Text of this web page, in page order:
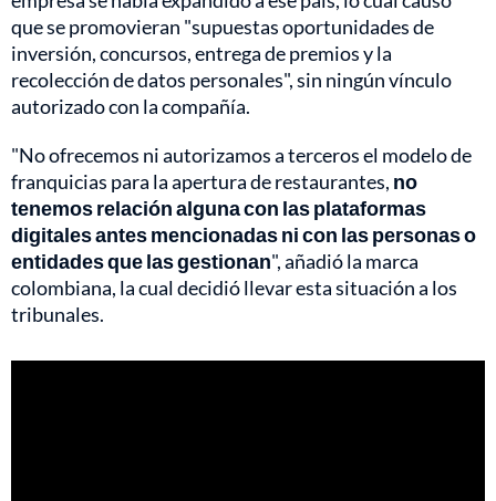
que se promovieran "supuestas oportunidades de
inversión, concursos, entrega de premios y la
recolección de datos personales", sin ningún vínculo
autorizado con la compañía.
"No ofrecemos ni autorizamos a terceros el modelo de
franquicias para la apertura de restaurantes, no
tenemos relación alguna con las plataformas
digitales antes mencionadas ni con las personas o
entidades que las gestionan", añadió la marca
colombiana, la cual decidió llevar esta situación a los
tribunales.